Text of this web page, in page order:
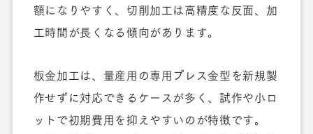
額になりやすく、切削加工は高精度な反面、加
工時間が長くなる傾向があります。
板金加工は、量産用の専用プレス金型を新規製
作せずに対応できるケースが多く、試作や小ロ
ットで初期費用を抑えやすいのが特徴です。